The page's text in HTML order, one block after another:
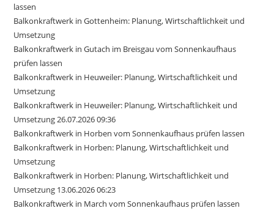
lassen
Balkonkraftwerk in Gottenheim: Planung, Wirtschaftlichkeit und
Umsetzung
Balkonkraftwerk in Gutach im Breisgau vom Sonnenkaufhaus
prüfen lassen
Balkonkraftwerk in Heuweiler: Planung, Wirtschaftlichkeit und
Umsetzung
Balkonkraftwerk in Heuweiler: Planung, Wirtschaftlichkeit und
Umsetzung 26.07.2026 09:36
Balkonkraftwerk in Horben vom Sonnenkaufhaus prüfen lassen
Balkonkraftwerk in Horben: Planung, Wirtschaftlichkeit und
Umsetzung
Balkonkraftwerk in Horben: Planung, Wirtschaftlichkeit und
Umsetzung 13.06.2026 06:23
Balkonkraftwerk in March vom Sonnenkaufhaus prüfen lassen